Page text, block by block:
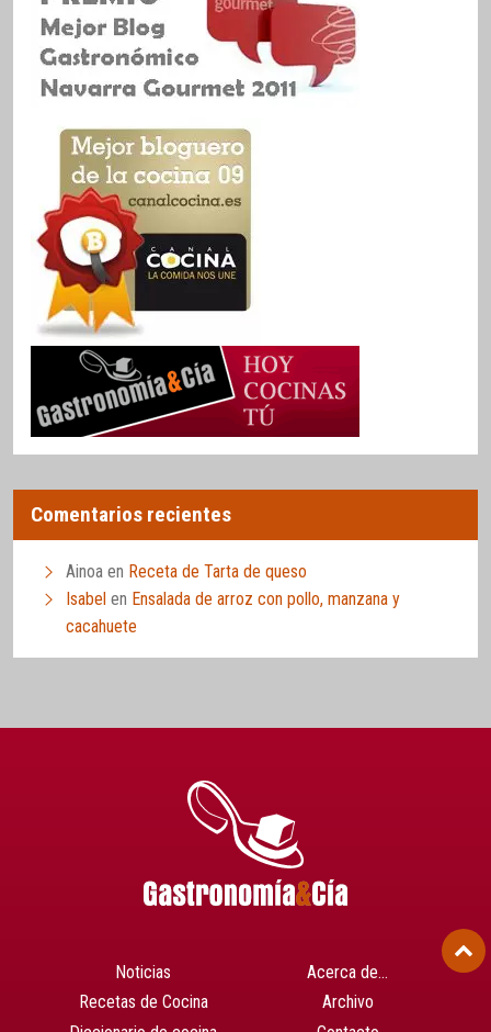
Comentarios recientes
Ainoa en Receta de Tarta de queso
Isabel en Ensalada de arroz con pollo, manzana y
cacahuete
Noticias
Recetas de Cocina
Acerca de…
Archivo